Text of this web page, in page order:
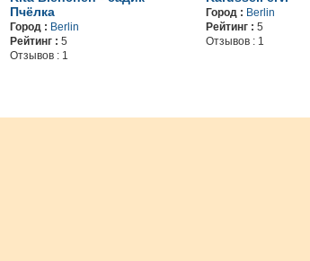
Пчёлка
Город : Berlin
Рейтинг : 5
Отзывов : 1
Город : Berlin
Рейтинг : 5
Отзывов : 1